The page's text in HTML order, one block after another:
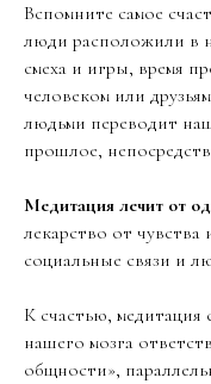
Вспомните самое
люди расположили в
смеха и игры, время
человеком или
людьми переводит
прошлое,
Медитация лечит от
лекарство от
социальные связи и
К счастью, медитация
нашего мозга
общности»,